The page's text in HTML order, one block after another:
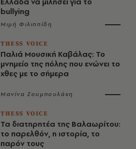
bullying
Μιμή Φιλιππίδη
THESS VOICE
Παλιά Μουσική Καβάλας: Το
μνημείο της πόλης που ενώνει το
χθες με το σήμερα
Μανίνα Ζουμπουλάκη
THESS VOICE
Τα διατηρητέα της Βαλαωρίτου:
το παρελθόν, η ιστορία, το
παρόν τους